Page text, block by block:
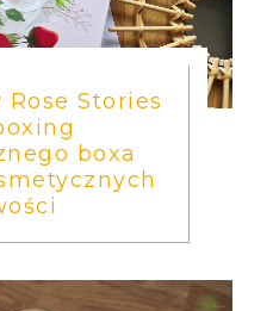
Stories
boxa